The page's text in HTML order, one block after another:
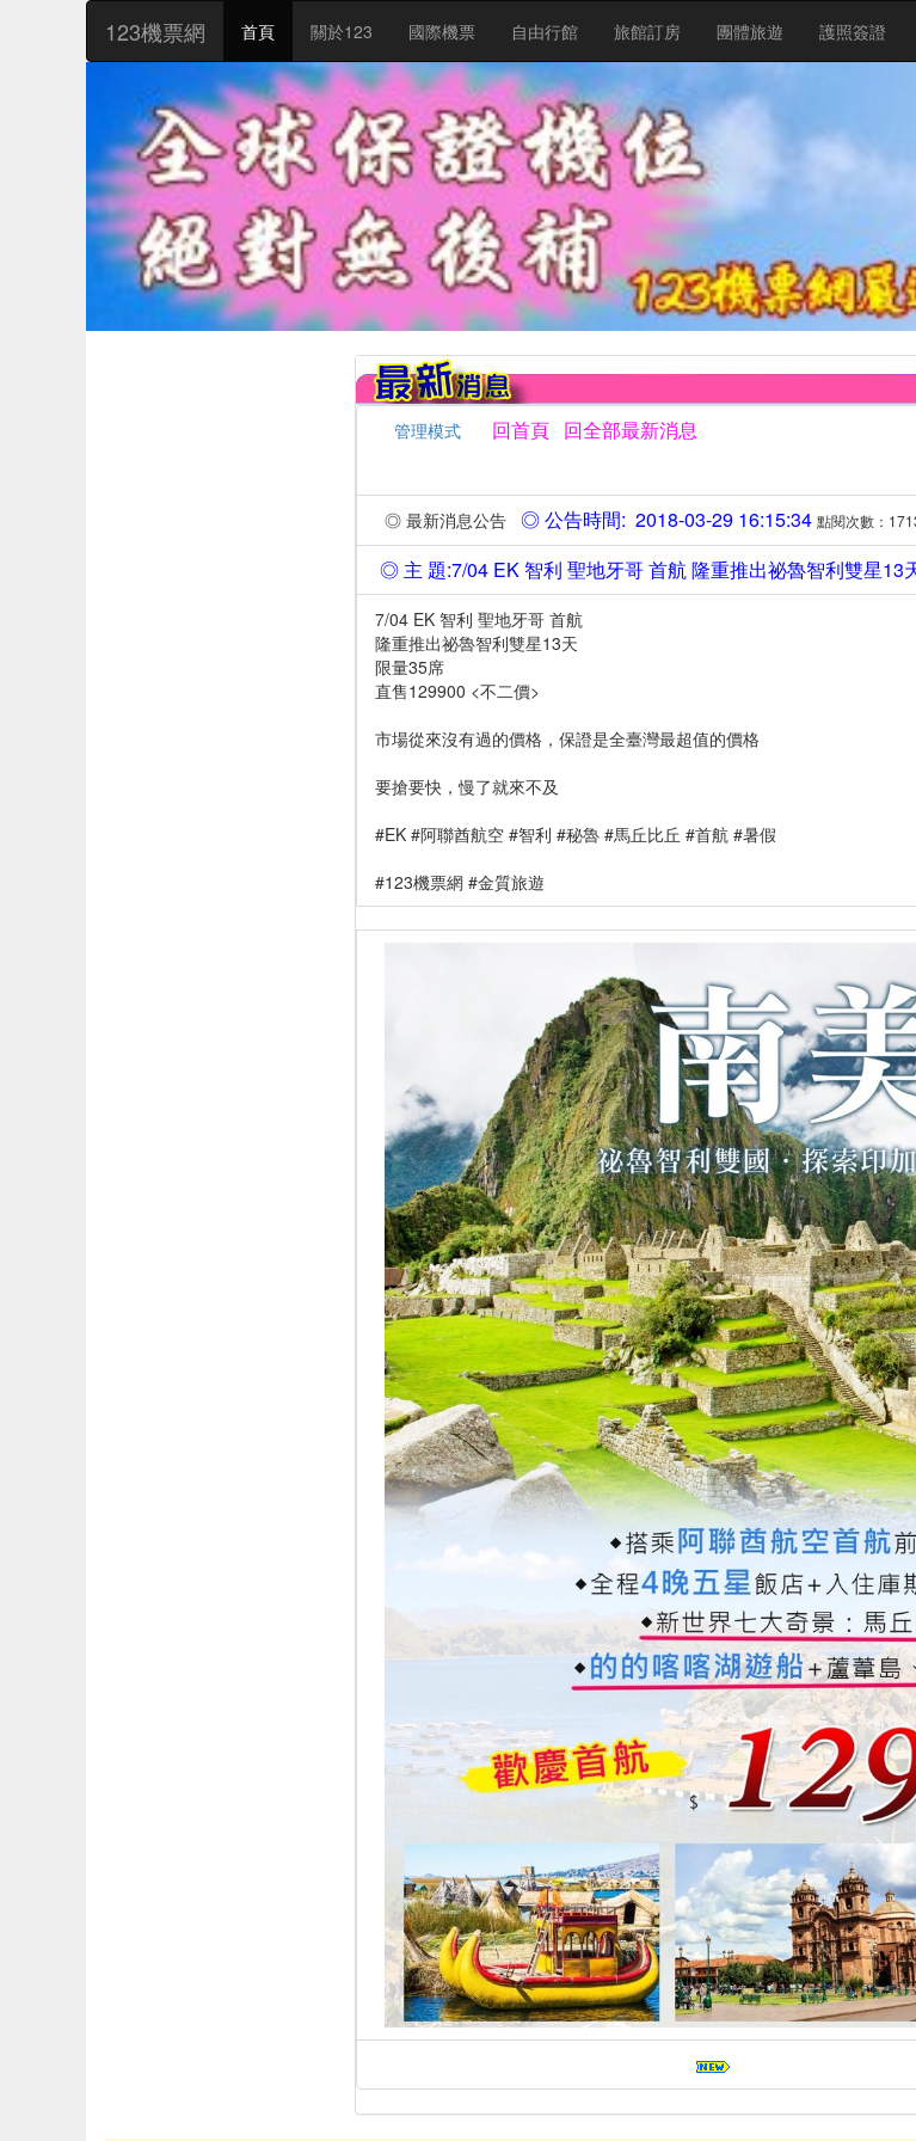
123機票網 首頁 關於123 國際機票 自由行館 旅館訂房 團體旅遊 護照簽證
管理模式 回首頁 回全部最新消息
◎ 最新消息公告 ◎ 公告時間: 2018-03-29 16:15:34 點閱次數：
◎ 主 題:7/04 EK 智利 聖地牙哥 首航 隆重推出祕魯智利雙星13
7/04 EK 智利 聖地牙哥 首航
隆重推出祕魯智利雙星13天
限量35席
直售129900 <不二價>
市場從來沒有過的價格，保證是全臺灣最超值的價格
要搶要快，慢了就來不及
#EK #阿聯酋航空 #智利 #秘魯 #馬丘比丘 #首航 #暑假
#123機票網 #金質旅遊